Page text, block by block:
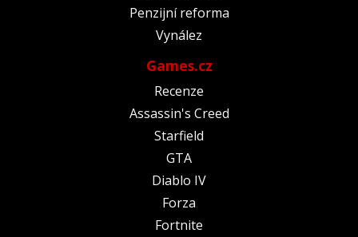
Penzijní reforma
Vynález
Games.cz
Recenze
Assassin's Creed
Starfield
GTA
Diablo IV
Forza
Fortnite